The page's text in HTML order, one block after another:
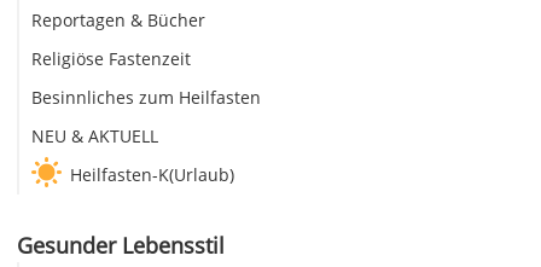
Reportagen & Bücher
Religiöse Fastenzeit
Besinnliches zum Heilfasten
NEU & AKTUELL
Heilfasten-K(Urlaub)
Gesunder Lebensstil